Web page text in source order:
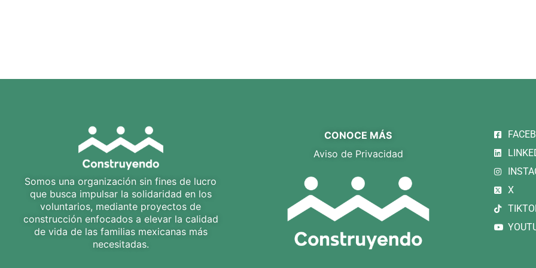
Somos una organización sin fines de lucro
que busca impulsar la solidaridad en los
voluntarios, mediante proyectos de
construcción enfocados a elevar la calidad
de vida de las familias mexicanas más
necesitadas.
CONOCE MÁS
Aviso de Privacidad
X